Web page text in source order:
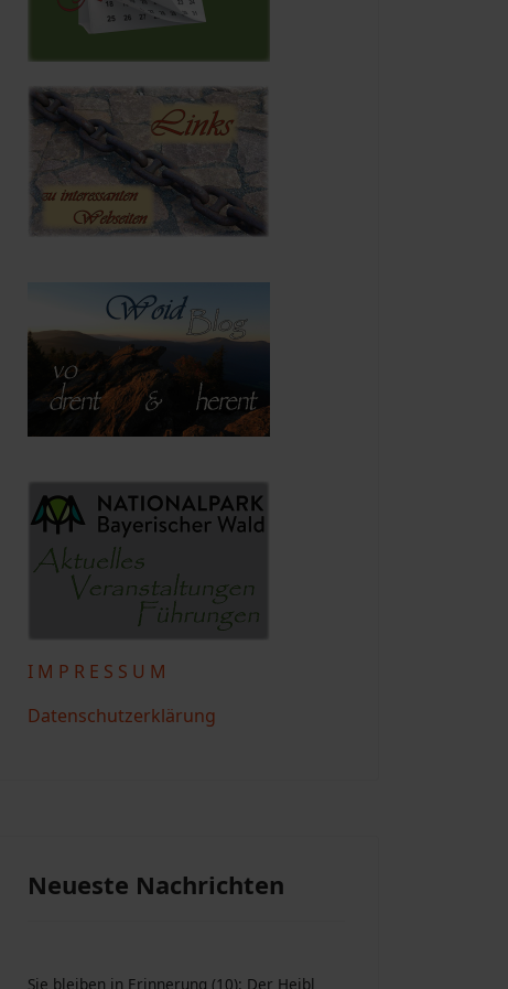
I M P R E S S U M
Datenschutzerklärung
Neueste Nachrichten
Sie bleiben in Erinnerung (10): Der Heibl